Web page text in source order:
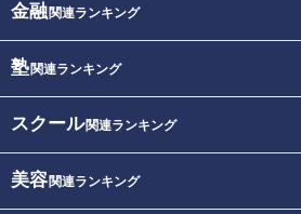
金融関連ランキング
塾関連ランキング
スクール関連ランキング
美容関連ランキング